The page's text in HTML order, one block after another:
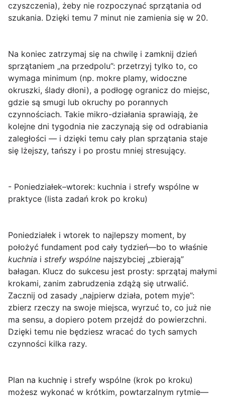
czyszczenia), żeby nie rozpoczynać sprzątania od
szukania. Dzięki temu 7 minut nie zamienia się w 20.
Na koniec zatrzymaj się na chwilę i zamknij dzień
sprzątaniem „na przedpolu”: przetrzyj tylko to, co
wymaga minimum (np. mokre plamy, widoczne
okruszki, ślady dłoni), a podłogę ogranicz do miejsc,
gdzie są smugi lub okruchy po porannych
czynnościach. Takie mikro-działania sprawiają, że
kolejne dni tygodnia nie zaczynają się od odrabiania
zaległości — i dzięki temu cały plan sprzątania staje
się lżejszy, tańszy i po prostu mniej stresujący.
- Poniedziałek–wtorek: kuchnia i strefy wspólne w
praktyce (lista zadań krok po kroku)
Poniedziałek i wtorek to najlepszy moment, by
położyć fundament pod cały tydzień—bo to właśnie
kuchnia i strefy wspólne najszybciej „zbierają”
bałagan. Klucz do sukcesu jest prosty: sprzątaj małymi
krokami, zanim zabrudzenia zdążą się utrwalić.
Zacznij od zasady „najpierw działa, potem myje”:
zbierz rzeczy na swoje miejsca, wyrzuć to, co już nie
ma sensu, a dopiero potem przejdź do powierzchni.
Dzięki temu nie będziesz wracać do tych samych
czynności kilka razy.
Plan na kuchnię i strefy wspólne (krok po kroku)
możesz wykonać w krótkim, powtarzalnym rytmie—